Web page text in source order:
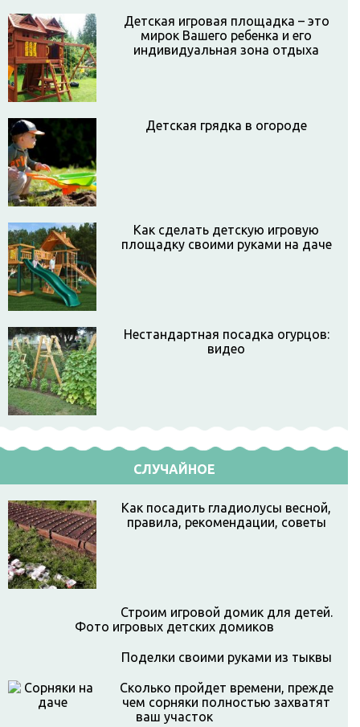
Детская игровая площадка – это
мирок Вашего ребенка и его
индивидуальная зона отдыха
Детская грядка в огороде
Как сделать детскую игровую
площадку своими руками на даче
Нестандартная посадка огурцов:
видео
СЛУЧАЙНОЕ
Как посадить гладиолусы весной,
правила, рекомендации, советы
Строим игровой домик для детей.
Фото игровых детских домиков
Поделки своими руками из тыквы
Сколько пройдет времени, прежде
чем сорняки полностью захватят
ваш участок